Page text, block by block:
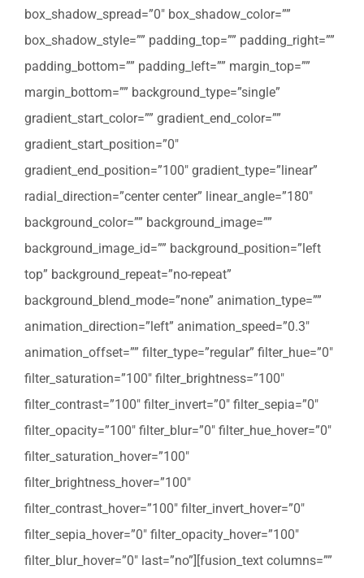
box_shadow_spread=”0″ box_shadow_color=””
box_shadow_style=”” padding_top=”” padding_right=””
padding_bottom=”” padding_left=”” margin_top=””
margin_bottom=”” background_type=”single”
gradient_start_color=”” gradient_end_color=””
gradient_start_position=”0″
gradient_end_position=”100″ gradient_type=”linear”
radial_direction=”center center” linear_angle=”180″
background_color=”” background_image=””
background_image_id=”” background_position=”left
top” background_repeat=”no-repeat”
background_blend_mode=”none” animation_type=””
animation_direction=”left” animation_speed=”0.3″
animation_offset=”” filter_type=”regular” filter_hue=”0″
filter_saturation=”100″ filter_brightness=”100″
filter_contrast=”100″ filter_invert=”0″ filter_sepia=”0″
filter_opacity=”100″ filter_blur=”0″ filter_hue_hover=”0″
filter_saturation_hover=”100″
filter_brightness_hover=”100″
filter_contrast_hover=”100″ filter_invert_hover=”0″
filter_sepia_hover=”0″ filter_opacity_hover=”100″
filter_blur_hover=”0″ last=”no”][fusion_text columns=””